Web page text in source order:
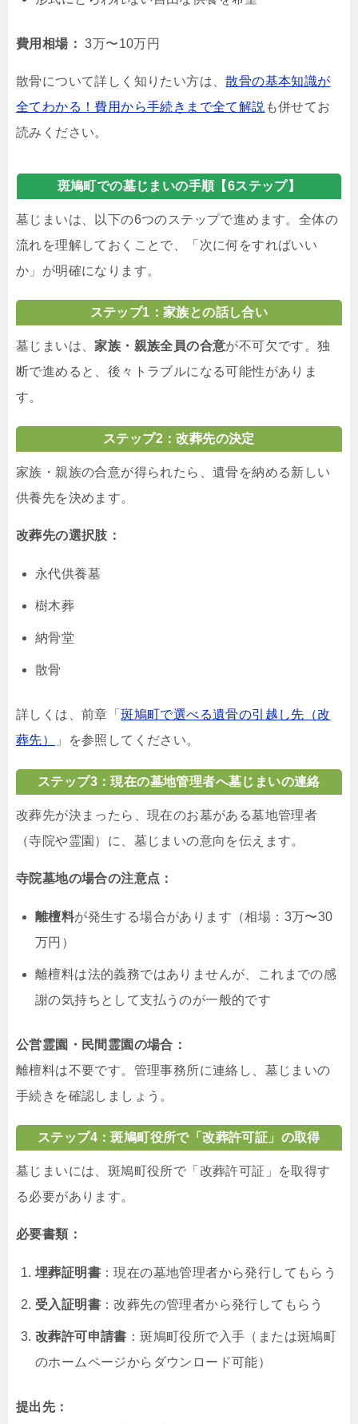
費用相場： 3万〜10万円
散骨について詳しく知りたい方は、散骨の基本知識が
全てわかる！費用から手続きまで全て解説 も併せてお
読みください。
斑鳩町での墓じまいの手順【6ステップ】
墓じまいは、以下の6つのステップで進めます。全体の
流れを理解しておくことで、「次に何をすればいい
か」が明確になります。
ステップ1：家族との話し合い
墓じまいは、 家族・親族全員の合意が不可欠です。独
断で進めると、後々トラブルになる可能性がありま
す。
ステップ2：改葬先の決定
家族・親族の合意が得られたら、遺骨を納める新しい
供養先を決めます。
改葬先の選択肢：
永代供養墓
樹木葬
納骨堂
散骨
詳しくは、前章「斑鳩町で選べる遺骨の引越し先（改
葬先）
」を参照してください。
ステップ3：現在の墓地管理者へ墓じまいの連絡
改葬先が決まったら、現在のお墓がある墓地管理者
（寺院や霊園）に、墓じまいの意向を伝えます。
寺院墓地の場合の注意点：
離檀料が発生する場合があります（相場：3万〜30
万円）
離檀料は法的義務ではありませんが、これまでの感
謝の気持ちとして支払うのが一般的です
公営霊園・民間霊園の場合：
離檀料は不要です。管理事務所に連絡し、墓じまいの
手続きを確認しましょう。
ステップ4：斑鳩町役所で「改葬許可証」の取得
墓じまいには、斑鳩町役所で「改葬許可証」を取得す
る必要があります。
必要書類：
埋葬証明書 ：現在の墓地管理者から発行してもらう
受入証明書 ：改葬先の管理者から発行してもらう
改葬許可申請書 ：斑鳩町役所で入手（または斑鳩町
のホームページからダウンロード可能）
提出先：